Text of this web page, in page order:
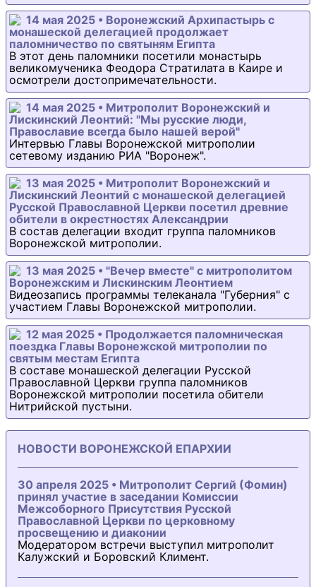
14 мая 2025 • Воронежский Архипастырь с
монашеской делегацией продолжает
паломничество по святыням Египта
В этот день паломники посетили монастырь
великомученика Феодора Стратилата в Каире и
осмотрели достопримечательности.
14 мая 2025 • Митрополит Воронежский и
Лискинский Леонтий: "Мы русские люди,
Православие всегда было нашей верой"
Интервью Главы Воронежской митрополии
сетевому изданию РИА "Воронеж".
13 мая 2025 • Митрополит Воронежский и
Лискинский Леонтий с монашеской делегацией
Русской Православной Церкви посетил древние
обители в окрестностях Александрии
В состав делегации входит группа паломников
Воронежской митрополии.
13 мая 2025 • "Вечер вместе" с митрополитом
Воронежским и Лискинским Леонтием
Видеозапись программы телеканала "Губерния" с
участием Главы Воронежской митрополии.
12 мая 2025 • Продолжается паломническая
поездка Главы Воронежской митрополии по
святым местам Египта
В составе монашеской делегации Русской
Православной Церкви группа паломников
Воронежской митрополии посетила обители
Нитрийской пустыни.
НОВОСТИ ВОРОНЕЖСКОЙ ЕПАРХИИ
30 апреля 2025 • Митрополит Сергий (Фомин)
принял участие в заседании Комиссии
Межсоборного Присутствия Русской
Православной Церкви по церковному
просвещению и диаконии
Модератором встречи выступил митрополит
Калужский и Боровский Климент.